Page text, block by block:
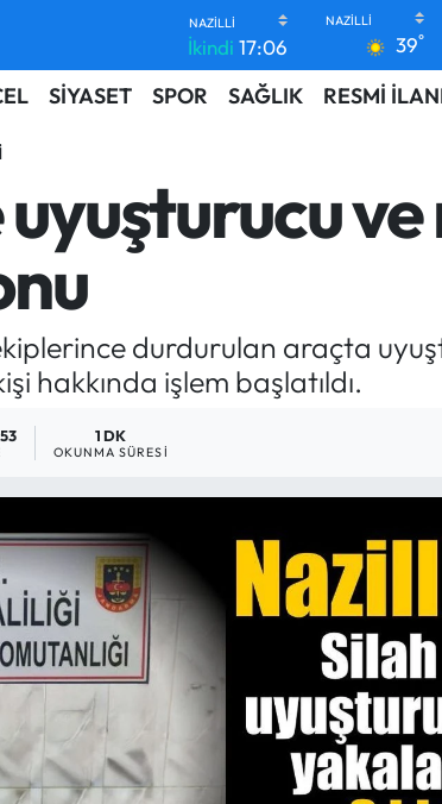
İkindi 17:06 39°
SİYASET SPOR SAĞLIK RESMİ
uyuşturucu
durdurulan araçta
hakkında işlem başlatıldı.
1 DK
OKUNMA SÜRESI